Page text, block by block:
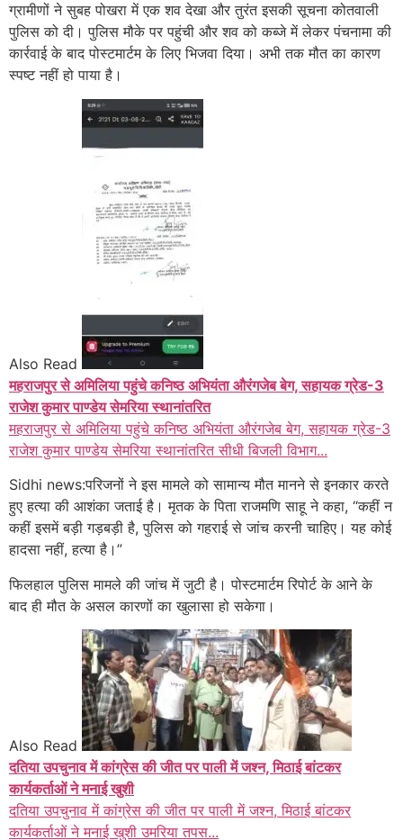
ग्रामीणों ने सुबह पोखरा में एक शव देखा और तुरंत इसकी सूचना कोतवाली
पुलिस को दी। पुलिस मौके पर पहुंची और शव को कब्जे में लेकर पंचनामा की
कार्रवाई के बाद पोस्टमार्टम के लिए भिजवा दिया। अभी तक मौत का कारण
स्पष्ट नहीं हो पाया है।
Also Read
महराजपुर से अमिलिया पहुंचे कनिष्ठ अभियंता औरंगजेब बेग, सहायक ग्रेड-3
राजेश कुमार पाण्डेय सेमरिया स्थानांतरित
महराजपुर से अमिलिया पहुंचे कनिष्ठ अभियंता औरंगजेब बेग, सहायक ग्रेड-3
राजेश कुमार पाण्डेय सेमरिया स्थानांतरित सीधी बिजली विभाग...
Sidhi news:परिजनों ने इस मामले को सामान्य मौत मानने से इनकार करते
हुए हत्या की आशंका जताई है। मृतक के पिता राजमणि साहू ने कहा, “कहीं न
कहीं इसमें बड़ी गड़बड़ी है, पुलिस को गहराई से जांच करनी चाहिए। यह कोई
हादसा नहीं, हत्या है।”
फिलहाल पुलिस मामले की जांच में जुटी है। पोस्टमार्टम रिपोर्ट के आने के
बाद ही मौत के असल कारणों का खुलासा हो सकेगा।
Also Read
दतिया उपचुनाव में कांग्रेस की जीत पर पाली में जश्न, मिठाई बांटकर
कार्यकर्ताओं ने मनाई खुशी
दतिया उपचुनाव में कांग्रेस की जीत पर पाली में जश्न, मिठाई बांटकर
कार्यकर्ताओं ने मनाई खुशी उमरिया तपस...